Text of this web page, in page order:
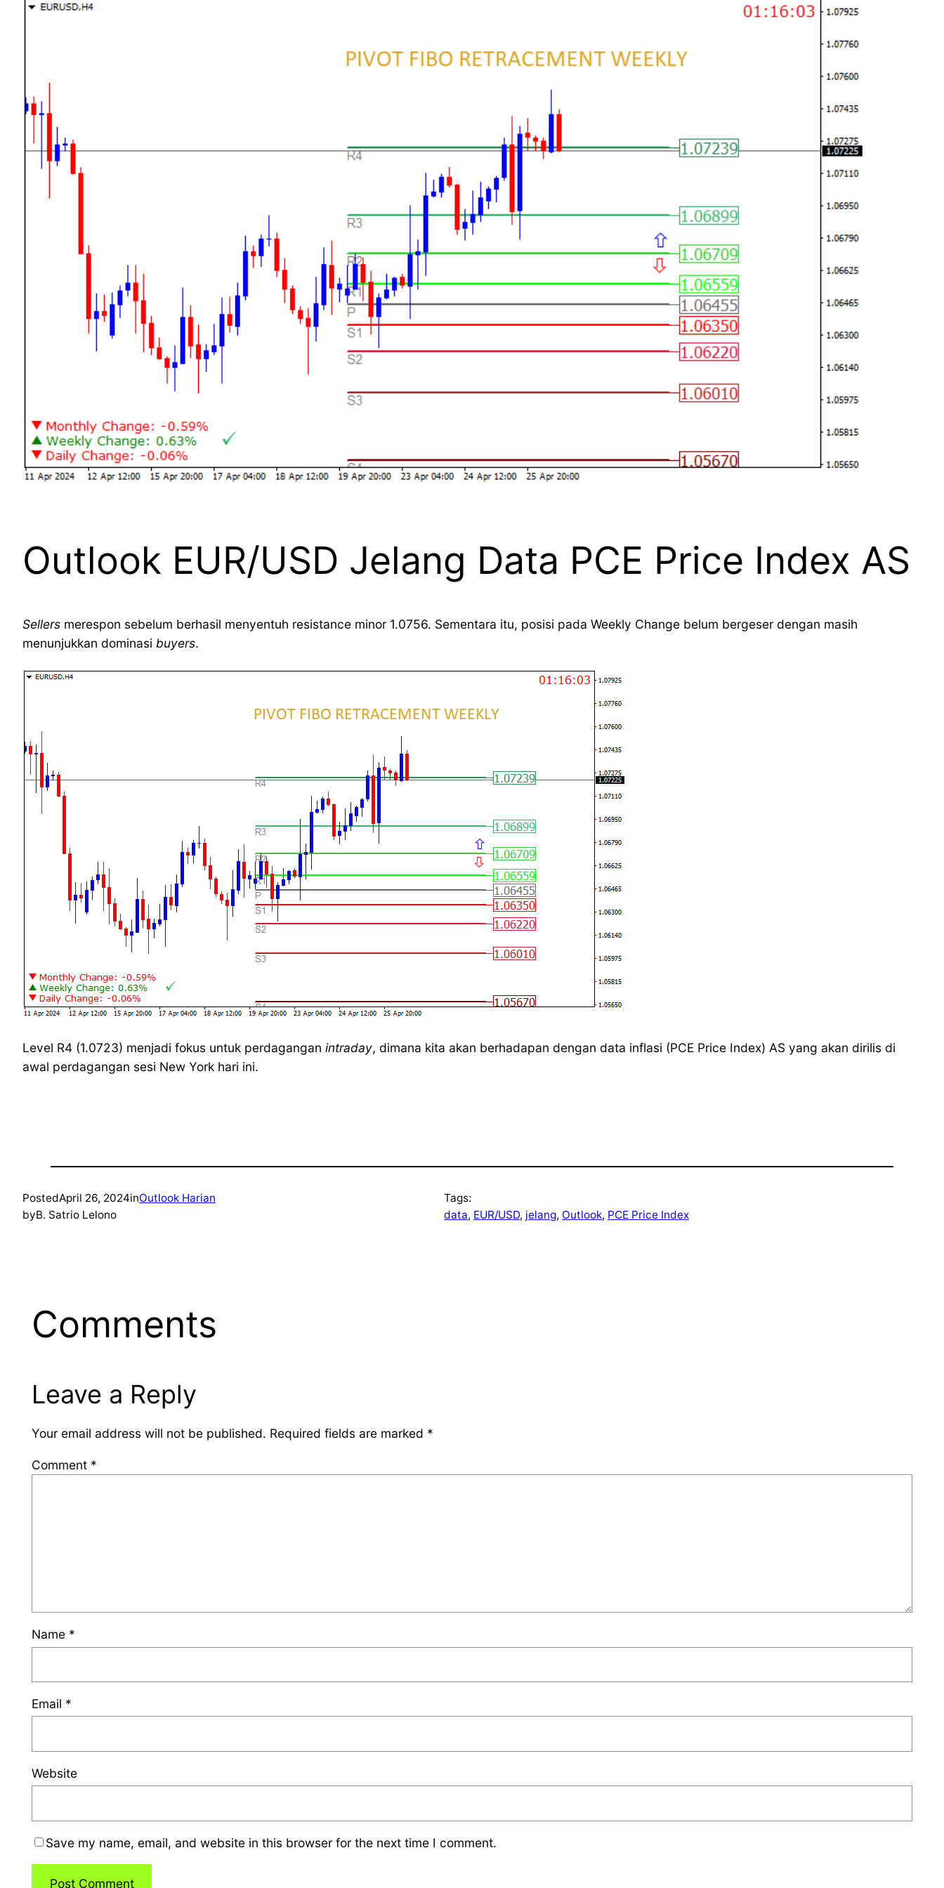
Outlook EUR/USD Jelang Data PCE Price Index AS
Sellers merespon sebelum berhasil menyentuh resistance minor 1.0756. Sementara itu, posisi pada Weekly Change belum bergeser dengan masih
menunjukkan dominasi buyers.
Level R4 (1.0723) menjadi fokus untuk perdagangan intraday, dimana kita akan berhadapan dengan data inflasi (PCE Price Index) AS yang akan dirilis di
awal perdagangan sesi New York hari ini.
PostedApril 26, 2024inOutlook Harian
byB. Satrio Lelono
Tags:
data, EUR/USD, jelang, Outlook, PCE Price Index
Comments
Leave a Reply
Your email address will not be published. Required fields are marked *
Comment *
Name *
Email *
Website
Save my name, email, and website in this browser for the next time I comment.